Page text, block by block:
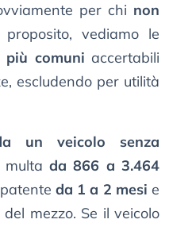
per chi non
vediamo le
comuni accertabili
escludendo per utilità
un veicolo senza
multada 866 a 3.464
da 1 a 2 mesi e
mezzo. Se il veicolo